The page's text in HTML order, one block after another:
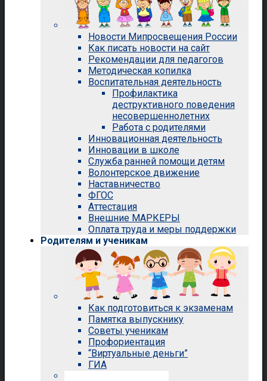
Новости Мипросвещения России
Как писать новости на сайт
Рекомендации для педагогов
Методическая копилка
Воспитательная деятельность
Профилактика
деструктивного поведения
несовершеннолетних
Работа с родителями
Инновационная деятельность
Инновации в школе
Служба ранней помощи детям
Волонтерское движение
Наставничество
ФГОС
Аттестация
Внешние МАРКЕРЫ
Оплата труда и меры поддержки
Родителям и ученикам
Как подготовиться к экзаменам
Памятка выпускнику
Советы ученикам
Профориентация
“Виртуальные деньги”
ГИА